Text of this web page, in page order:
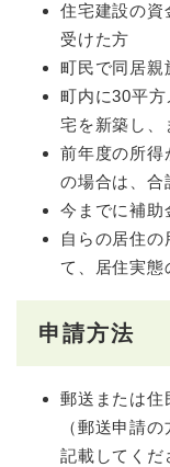
住宅建設の資
受けた方
町民で同居親
町内に30平
宅を新築し、
前年度の所得
の場合は、合
今までに補助
自らの居住
て、居住実態
申請方法
郵送または住
（郵送申請
記載してくだ